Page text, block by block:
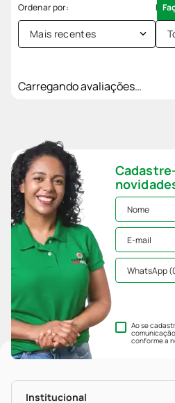
Mais recentes
Carregando avaliações…
Ao se
conforme a
Institucional